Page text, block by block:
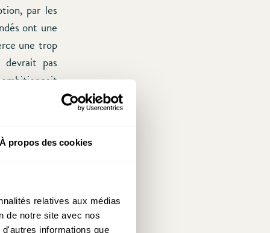
À propos des cookies
relatives aux médias
de notre site avec nos
informations que
par les
ont une
une trop
devrait pas
des
Européens.